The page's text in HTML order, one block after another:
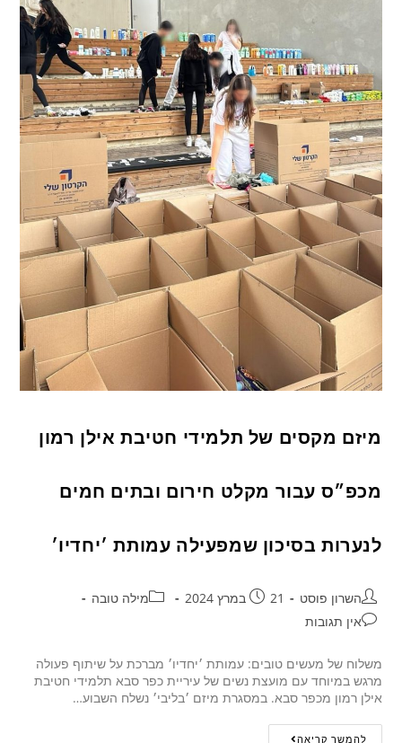
מיזם מקסים של תלמידי חטיבת אילן רמון
מכפ״ס עבור מקלט חירום ובתים חמים
לנערות בסיכון שמפעילה עמותת ׳יחדיו׳
השרון פוסט 21 במרץ 2024
מילה טובה
אין תגובות
משלוח של מעשים טובים: עמותת ׳יחדיו׳ מברכת על שיתוף פעולה
מרגש במיוחד עם מועצת נשים של עיריית כפר סבא תלמידי חטיבת
אילן רמון מכפר סבא. במסגרת מיזם ׳בליבי׳ נשלח השבוע…
להמשך קריאה